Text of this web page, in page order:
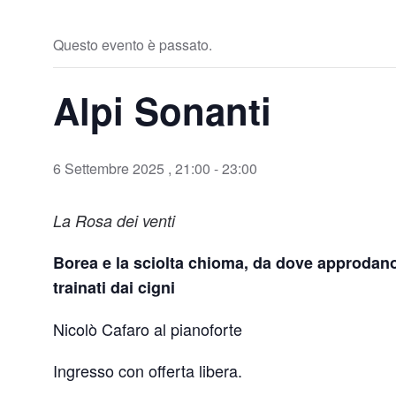
Questo evento è passato.
Alpi Sonanti
6 Settembre 2025 , 21:00 -23:00
La Rosa dei venti
Borea e la sciolta chioma, da dove
trainati dai cigni
Nicolò Cafaro al pianoforte
Ingresso con offerta libera.